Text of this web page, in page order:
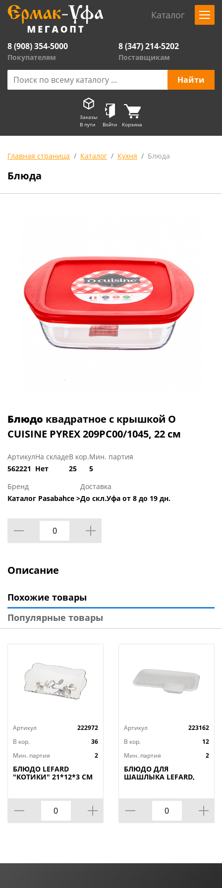
Каталог
8 (908) 354-5000
Покупателям
8 (347) 214-5202
Поставщикам
Заказы
В пути
Войти Корзина
Главная страница Каталог Кухня Блюда
Блюда
Блюдо квадратное с крышкой O
CUISINE PYREX 209PC00/1045, 22 см
Артикул
562221
На складе
Нет
В кор.
25
Мин. партия
5
Бренд
Каталог Pasabahce >
Доставка
До скл.Уфа от 8 до 19 дн.
Описание
Похожие товары
Популярные товары
Артикул
222972
В кор.
36
Мин. партия
2
БЛЮДО LEFARD
"КОТИКИ" 21*12*3 СМ
Артикул
223162
В кор.
12
Мин. партия
2
БЛЮДО ДЛЯ
ШАШЛЫКА LEFARD,